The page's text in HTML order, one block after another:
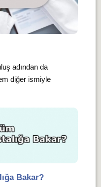
adından da
diğer ismiyle
Bakar?